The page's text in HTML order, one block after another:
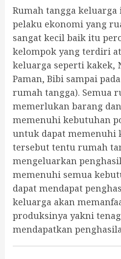
Rumah tangga
pelaku ekonomi yang
sangat kecil baik itu
kelompok yang terdiri
keluarga seperti kakek,
Paman, Bibi sampai
rumah tangga). Semua
memerlukan barang
memenuhi kebutuhan
untuk dapat memenuhi
tersebut tentu rumah
mengeluarkan
memenuhi semua
dapat mendapat
keluarga akan
produksinya yakni
mendapatkan